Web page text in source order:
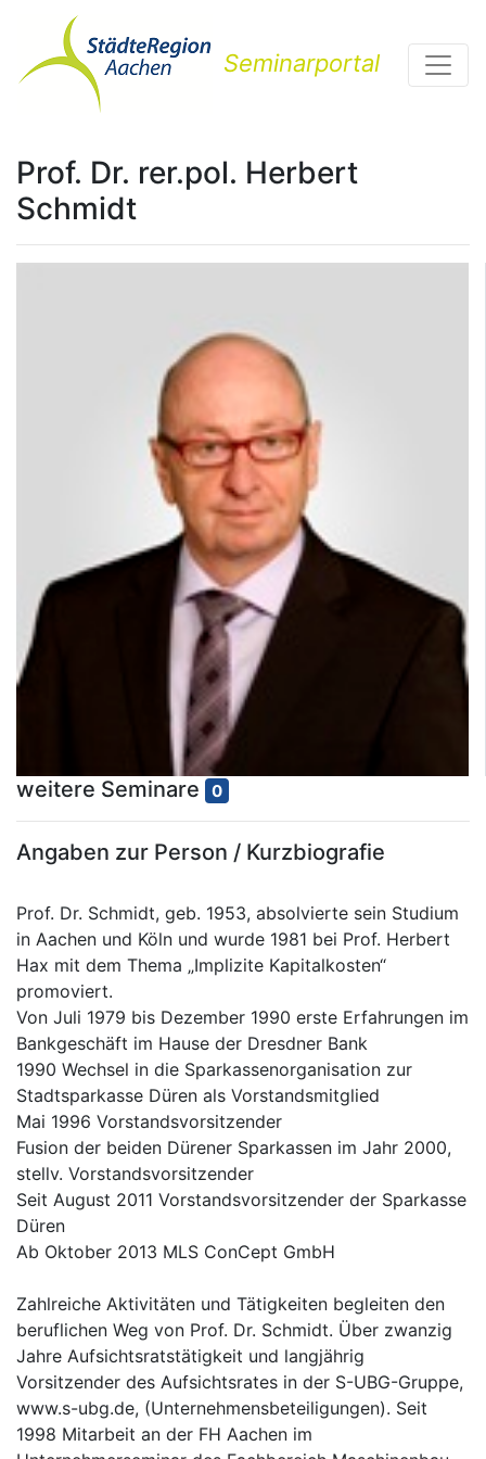
Seminarportal
Prof. Dr. rer.pol. Herbert
Schmidt
weitere Seminare 0
Angaben zur Person / Kurzbiografie
Prof. Dr. Schmidt, geb. 1953, absolvierte sein Studium
in Aachen und Köln und wurde 1981 bei Prof. Herbert
Hax mit dem Thema „Implizite Kapitalkosten“
promoviert.
Von Juli 1979 bis Dezember 1990 erste Erfahrungen im
Bankgeschäft im Hause der Dresdner Bank
1990 Wechsel in die Sparkassenorganisation zur
Stadtsparkasse Düren als Vorstandsmitglied
Mai 1996 Vorstandsvorsitzender
Fusion der beiden Dürener Sparkassen im Jahr 2000,
stellv. Vorstandsvorsitzender
Seit August 2011 Vorstandsvorsitzender der Sparkasse
Düren
Ab Oktober 2013 MLS ConCept GmbH
Zahlreiche Aktivitäten und Tätigkeiten begleiten den
beruflichen Weg von Prof. Dr. Schmidt. Über zwanzig
Jahre Aufsichtsratstätigkeit und langjährig
Vorsitzender des Aufsichtsrates in der S-UBG-Gruppe,
www.s-ubg.de, (Unternehmensbeteiligungen). Seit
1998 Mitarbeit an der FH Aachen im